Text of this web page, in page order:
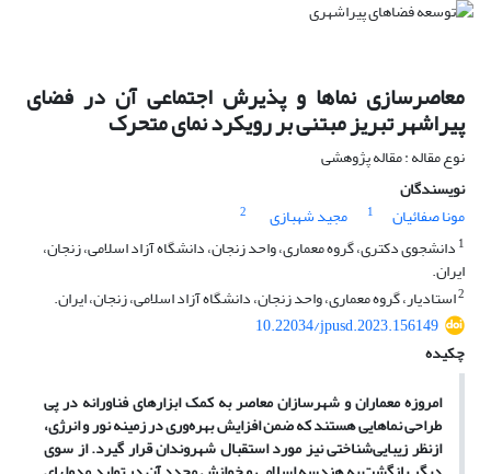
معاصرسازی نماها و پذیرش اجتماعی آن در فضای
پیراشهر تبریز مبتنی بر رویکرد نمای متحرک
نوع مقاله : مقاله پژوهشی
نویسندگان
مونا صفائیان
1 مجید شهبازی
2
1 دانشجوی دکتری، گروه معماری، واحد زنجان، دانشگاه آزاد اسلامی، زنجان،
ایران.
2استادیار، گروه معماری، واحد زنجان، دانشگاه آزاد اسلامی، زنجان، ایران.
10.22034/jpusd.2023.156149
چکیده
امروزه معماران و شهرسازان معاصر به کمک ابزارهای فناورانه در پی
طراحی نماهایی هستند که ضمن افزایش بهره‌وری در زمینه نور و انرژی،
ازنظر زیبایی‌شناختی نیز مورد استقبال شهروندان قرار گیرد. از سوی